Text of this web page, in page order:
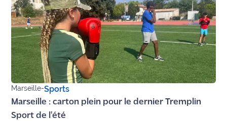
Marseille-Sports
Marseille : carton plein pour le dernier Tremplin
Sport de l'été